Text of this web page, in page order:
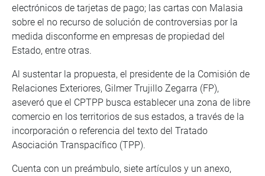
electrónicos de tarjetas de pago; las cartas con Malasia
sobre el no recurso de solución de controversias por la
medida disconforme en empresas de propiedad del
Estado, entre otras.
Al sustentar la propuesta, el presidente de la Comisión de
Relaciones Exteriores, Gilmer Trujillo Zegarra (FP),
aseveró que el CPTPP busca establecer una zona de libre
comercio en los territorios de sus estados, a través de la
incorporación o referencia del texto del Tratado
Asociación Transpacífico (TPP).
Cuenta con un preámbulo, siete artículos y un anexo,